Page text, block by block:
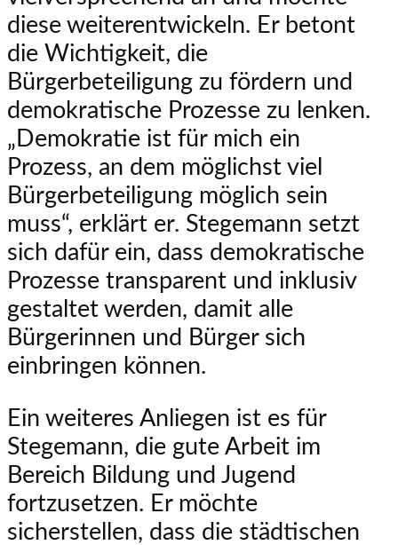
diese weiterentwickeln. Er betont
die Wichtigkeit, die
Bürgerbeteiligung zu fördern und
demokratische Prozesse zu lenken.
„Demokratie ist für mich ein
Prozess, an dem möglichst viel
Bürgerbeteiligung möglich sein
muss“, erklärt er. Stegemann setzt
sich dafür ein, dass demokratische
Prozesse transparent und inklusiv
gestaltet werden, damit alle
Bürgerinnen und Bürger sich
einbringen können.
Ein weiteres Anliegen ist es für
Stegemann, die gute Arbeit im
Bereich Bildung und Jugend
fortzusetzen. Er möchte
sicherstellen, dass die städtischen